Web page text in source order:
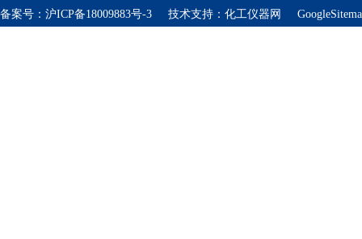
备案号： 沪ICP备18009883号-3 技术支持： 化工仪器网